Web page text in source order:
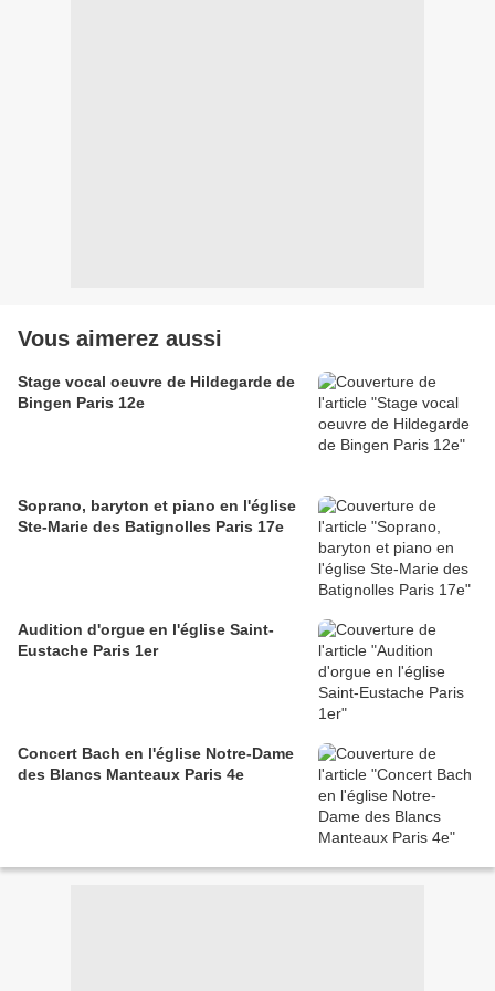
Vous aimerez aussi
Stage vocal oeuvre de Hildegarde de
Bingen Paris 12e
Soprano, baryton et piano en l'église
Ste-Marie des Batignolles Paris 17e
Audition d'orgue en l'église Saint-
Eustache Paris 1er
Concert Bach en l'église Notre-Dame
des Blancs Manteaux Paris 4e